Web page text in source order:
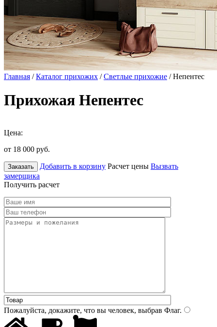
Главная /Каталог прихожих /Светлые прихожие / Непентес
Прихожая Непентес
Цена:
от 18 000 руб.
Заказать Добавить в корзину Расчет цены Вызвать
замерщика
Получить расчет
Пожалуйста, докажите, что вы человек, выбрав Флаг.